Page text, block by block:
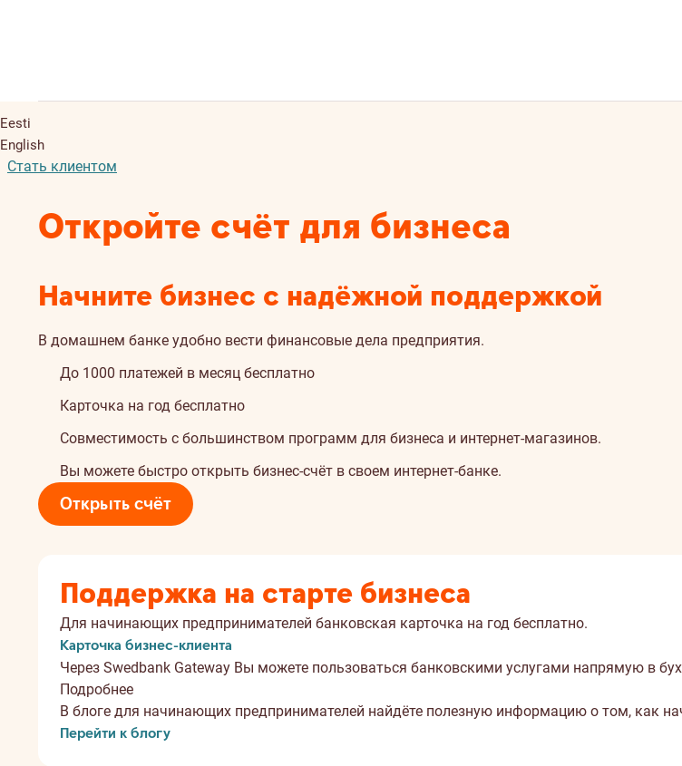
Eesti
English
Стать клиентом
Откройте счёт для бизнеса
Начните бизнес с надёжной поддержкой
В домашнем банке удобно вести финансовые дела предприятия.
До 1000 платежей в месяц бесплатно
Карточка на год бесплатно
Совместимость с большинством программ для бизнеса и интернет-магазинов.
Вы можете быстро открыть бизнес-счёт в своем интернет-банке.
Открыть счёт
Поддержка на старте бизнеса
Для начинающих предпринимателей банковская карточка на год бесплатно.
Карточка бизнес-клиента
Через Swedbank Gateway Вы можете пользоваться банковскими услугами напрямую в
Подробнее
В блоге для начинающих предпринимателей найдёте полезную информацию о том, как
Перейти к блогу